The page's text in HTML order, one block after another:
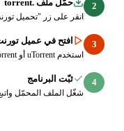
"تحميل تورنت" في صفحة البرنامج
عميل تورنت
واتبع تعليمات التثبيت